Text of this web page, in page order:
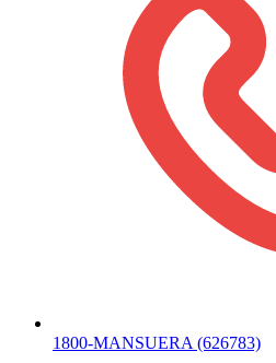
1800-MANSUERA (626783)